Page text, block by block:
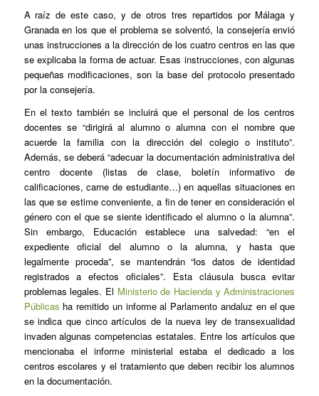
A raíz de este caso, y de otros tres repartidos por Málaga y
Granada en los que el problema se solventó, la consejería envió
unas instrucciones a la dirección de los cuatro centros en las que
se explicaba la forma de actuar. Esas instrucciones, con algunas
pequeñas modificaciones, son la base del protocolo presentado
por la consejería.
En el texto también se incluirá que el personal de los centros
docentes se “dirigirá al alumno o alumna con el nombre que
acuerde la familia con la dirección del colegio o instituto”.
Además, se deberá “adecuar la documentación administrativa del
centro docente (listas de clase, boletín informativo de
calificaciones, carne de estudiante…) en aquellas situaciones en
las que se estime conveniente, a fin de tener en consideración el
género con el que se siente identificado el alumno o la alumna”.
Sin embargo, Educación establece una salvedad: “en el
expediente oficial del alumno o la alumna, y hasta que
legalmente proceda”, se mantendrán “los datos de identidad
registrados a efectos oficiales”. Esta cláusula busca evitar
problemas legales. El Ministerio de Hacienda y Administraciones
Públicas ha remitido un informe al Parlamento andaluz en el que
se indica que cinco artículos de la nueva ley de transexualidad
invaden algunas competencias estatales. Entre los artículos que
mencionaba el informe ministerial estaba el dedicado a los
centros escolares y el tratamiento que deben recibir los alumnos
en la documentación.